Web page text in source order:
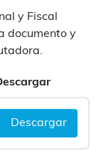
y Fiscal
documento y
Descargar